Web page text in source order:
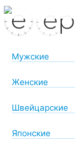
Мужские
Женские
Швейцарские
Японские